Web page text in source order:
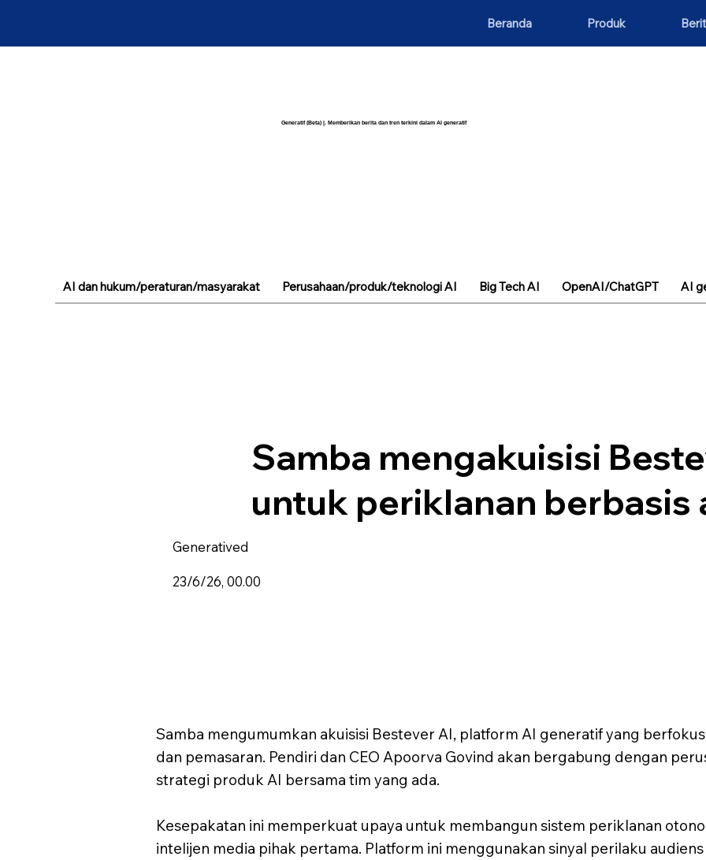
Beranda Produk
Generatif (Beta) |. Memberikan berita dan tren terkini dalam AI generatif
Samba mengakuisisi
untuk periklanan berbasis
Generatived
23/6/26, 00.00
Samba mengumumkan akuisisi Bestever AI, platform AI generatif yang
dan pemasaran. Pendiri dan CEO Apoorva Govind akan bergabung dengan
strategi produk AI bersama tim yang ada.
Kesepakatan ini memperkuat upaya untuk membangun sistem periklanan
intelijen media pihak pertama. Platform ini menggunakan sinyal perilaku
AI dan hukum/peraturan/masyarakat Perusahaan/produk/teknologi AI Big Tech AI OpenAI/ChatGPT AI